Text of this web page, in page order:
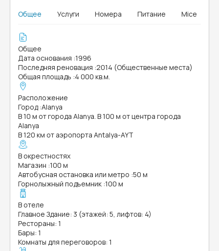
Общее Услуги Номера Питание Mice
Общее
Дата основания :1996
Последняя реновация :2014 (Общественные места)
Общая площадь :4 000 кв.м.
Расположение
Город :Alanya
В 10 м от города Alanya. В 100 м от центра города
Alanya
В 120 км от аэропорта Antalya-AYT
В окрестностях
Магазин :100 м
Автобусная остановка или метро :50 м
Горнолыжный подъемник :100 м
В отеле
Главное Здание: 3 (этажей: 5, лифтов: 4)
Рестораны: 1
Бары: 1
Комнаты для переговоров: 1